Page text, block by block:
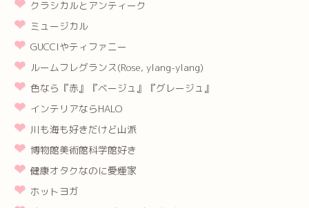
クラシカルとアンティーク
ミュージカル
GUCCIやティファニー
ルームフレグランス(Rose, ylang-ylang)
色なら『赤』『ベージュ』『グレージュ』
インテリアならHALO
川も海も好きだけど山派
博物館美術館科学館好き
健康オタクなのに愛煙家
ホットヨガ